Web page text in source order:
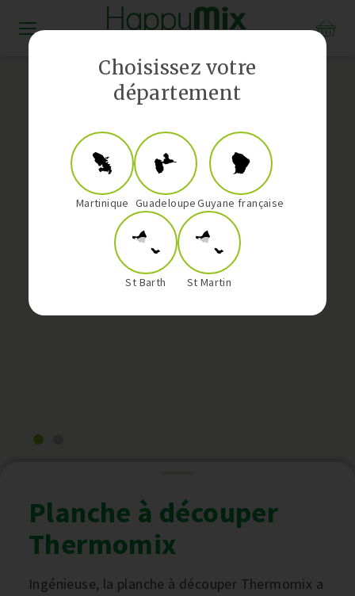
Planche à découper
Thermomix
Ingénieuse, la planche à découper Thermomix a
Choisissez votre
département
Martinique GuadeloupeGuyane française
St Barth St Martin